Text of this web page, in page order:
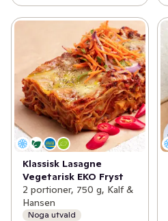
✓ Melins (18)
Klassisk Lasagne
Vegetarisk EKO Fryst
2 portioner, 750 g, Kalf &
Hansen
Noga utvald